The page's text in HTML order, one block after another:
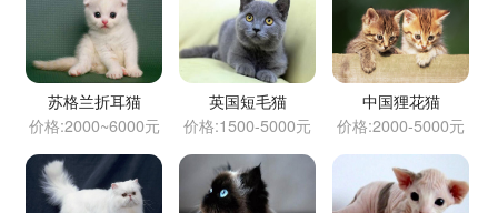
苏格兰折耳猫
价格:2000~6000元
英国短毛猫
价格:1500-5000元
中国狸花猫
价格:2000-5000元